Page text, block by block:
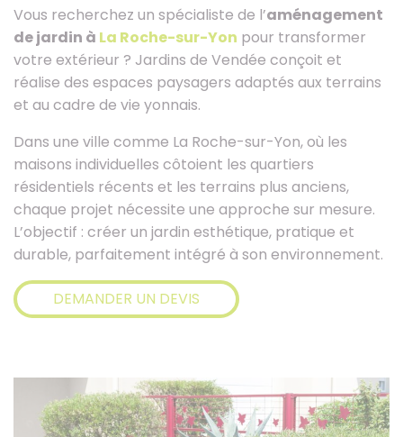
Vous recherchez un spécialiste de l’aménagement
de jardin à La Roche-sur-Yon pour transformer
votre extérieur ? Jardins de Vendée conçoit et
réalise des espaces paysagers adaptés aux terrains
et au cadre de vie yonnais.
Dans une ville comme La Roche-sur-Yon, où les
maisons individuelles côtoient les quartiers
résidentiels récents et les terrains plus anciens,
chaque projet nécessite une approche sur mesure.
L’objectif : créer un jardin esthétique, pratique et
durable, parfaitement intégré à son environnement.
DEMANDER UN DEVIS